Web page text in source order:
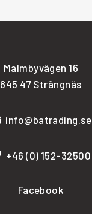
Malmbyvägen 16
645 47 Strängnäs
info@batrading.se
+46 (0) 152-32500
Facebook